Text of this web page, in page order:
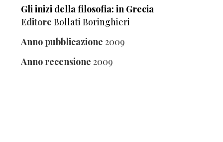
Gli inizi della filosofia: in Grecia
Editore Bollati Boringhieri
Anno pubblicazione 2009
Anno recensione 2009